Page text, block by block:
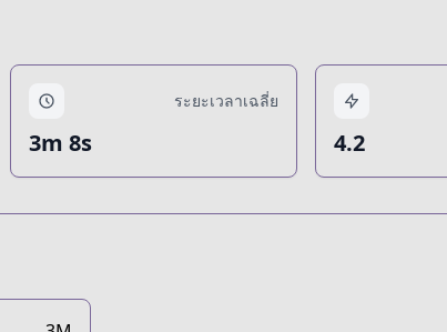
ระยะเวลาเฉลี่ย
3m 8s 4.2